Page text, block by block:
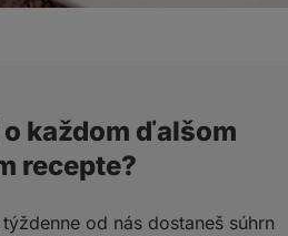
každom ďalšom
recepte?
od nás dostaneš súhrn